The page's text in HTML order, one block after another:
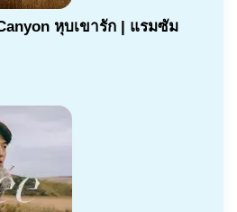
หุบเขารัก | แรมซัม